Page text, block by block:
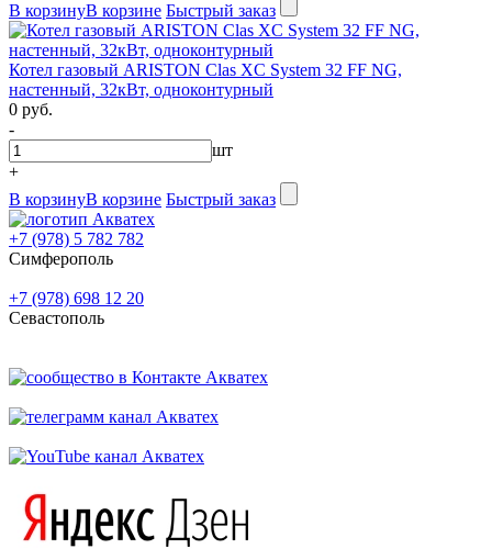
В корзинуВ корзине Быстрый заказ
Котел газовый ARISTON Clas XC System 32 FF NG,
настенный, 32кВт, одноконтурный
0 руб.
-
шт
+
В корзинуВ корзине Быстрый заказ
+7 (978) 5 782 782
Симферополь
+7 (978) 698 12 20
Севастополь